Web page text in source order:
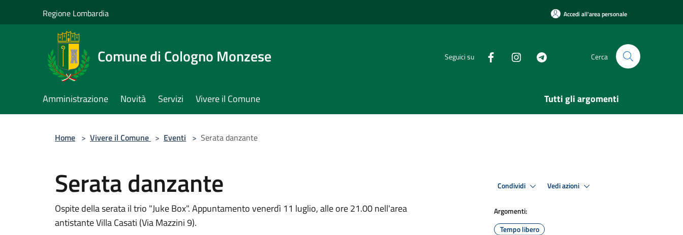
Regione Lombardia Accedi all'area personale
Comune di Cologno Monzese Seguici su Cerca
Amministrazione Novità Servizi Vivere il Comune Tutti gli argomenti
Home > Vivere il Comune > Eventi > Serata danzante
Serata danzante
Ospite della serata il trio "Juke Box". Appuntamento venerdì 11 luglio, alle ore 21.00 nell'area
antistante Villa Casati (Via Mazzini 9).
Condividi Vedi azioni
Argomenti:
Tempo libero